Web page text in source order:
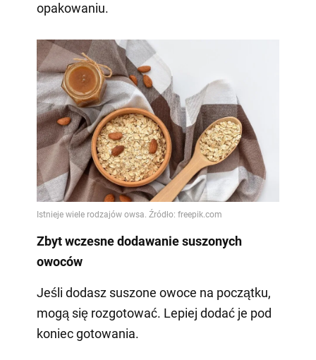
opakowaniu.
Zbyt wczesne dodawanie suszonych
owoców
Jeśli dodasz suszone owoce na początku,
mogą się rozgotować. Lepiej dodać je pod
koniec gotowania.